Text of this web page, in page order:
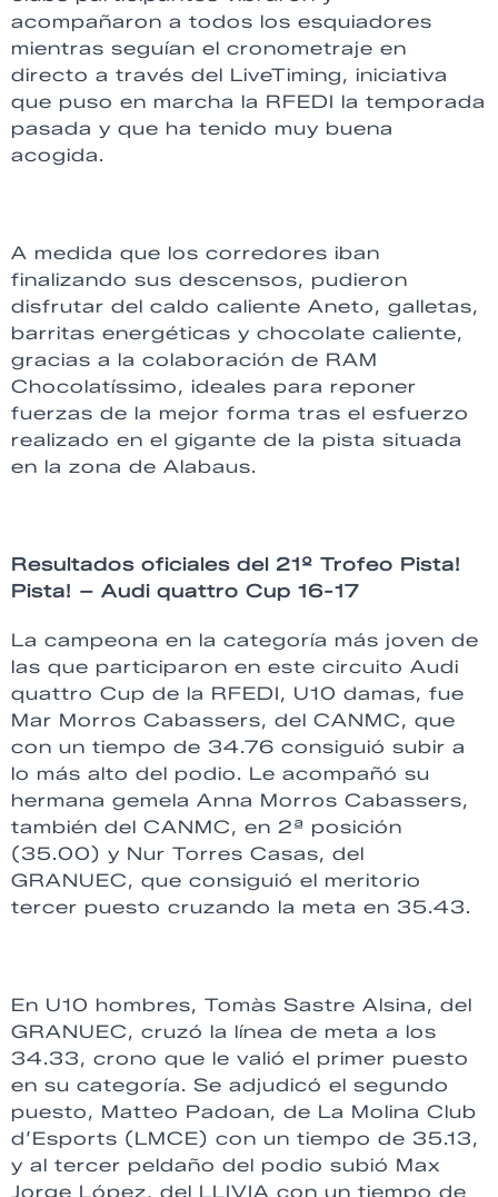
acompañaron a todos los esquiadores
mientras seguían el cronometraje en
directo a través del LiveTiming, iniciativa
que puso en marcha la RFEDI la temporada
pasada y que ha tenido muy buena
acogida.
A medida que los corredores iban
finalizando sus descensos, pudieron
disfrutar del caldo caliente Aneto, galletas,
barritas energéticas y chocolate caliente,
gracias a la colaboración de RAM
Chocolatíssimo, ideales para reponer
fuerzas de la mejor forma tras el esfuerzo
realizado en el gigante de la pista situada
en la zona de Alabaus.
Resultados oficiales del 21º Trofeo Pista!
Pista! – Audi quattro Cup 16-17
La campeona en la categoría más joven de
las que participaron en este circuito Audi
quattro Cup de la RFEDI, U10 damas, fue
Mar Morros Cabassers, del CANMC, que
con un tiempo de 34.76 consiguió subir a
lo más alto del podio. Le acompañó su
hermana gemela Anna Morros Cabassers,
también del CANMC, en 2ª posición
(35.00) y Nur Torres Casas, del
GRANUEC, que consiguió el meritorio
tercer puesto cruzando la meta en 35.43.
En U10 hombres, Tomàs Sastre Alsina, del
GRANUEC, cruzó la línea de meta a los
34.33, crono que le valió el primer puesto
en su categoría. Se adjudicó el segundo
puesto, Matteo Padoan, de La Molina Club
d’Esports (LMCE) con un tiempo de 35.13,
y al tercer peldaño del podio subió Max
Jorge López, del LLIVIA con un tiempo de